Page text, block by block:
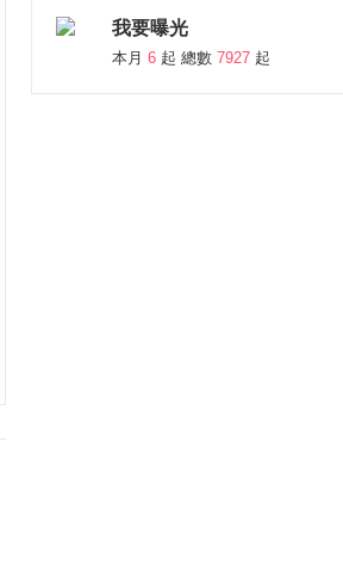
我要曝光
本月 6 起 總數 7927 起